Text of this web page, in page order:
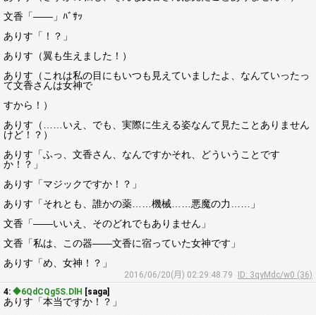
文香「――」ﾊﾞｻｯ
ありす「！？」
ありす（翼も生えました！）
ありす（これは私の目にもいつも見えていましたよ、なんていったっ
て文香さんは女神で
すから！）
ありす（……いえ、でも、実際に生える姿なんて見たことありません
けど！？）
ありす「ふっ、文香さん、なんですかそれ、どういうことです
か！？」
ありす「マジックですか！？」
ありす「それとも、誰かの薬……機械……悪魔の力……」
文香「――いいえ、そのどれでもありません」
文香「私は、この器――文香に宿っていた女神です」
ありす「め、女神！？」
2016/06/20(月) 02:29:48.79
ID: 3qyMdc/w0 (36)
4: ◆6QdCQg5S.DlH [saga]
ありす「本当ですか！？」